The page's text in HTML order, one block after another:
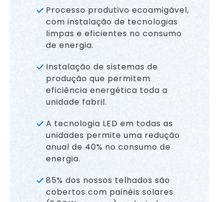
Processo produtivo ecoamigável,
com instalação de tecnologias
limpas e eficientes no consumo
de energia.
Instalação de sistemas de
produção que permitem
eficiência energética toda a
unidade fabril.
A tecnologia LED em todas as
unidades permite uma redução
anual de 40% no consumo de
energia.
85% dos nossos telhados são
cobertos com painéis solares